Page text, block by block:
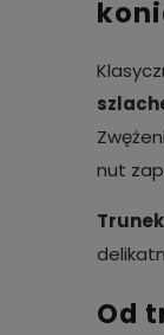
nut
Od